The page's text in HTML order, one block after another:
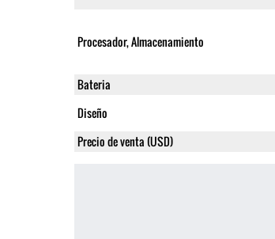
Procesador, Almacenamiento
Bateria
Diseño
Precio de venta (USD)